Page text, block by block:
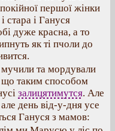
першої жінки
стара і Гануся
дуже красна, а то
як ті пчоли до
мучили та мордували
таким способом
залицятимутся. Але
день від-у-дня усе
Гануся з мамов: